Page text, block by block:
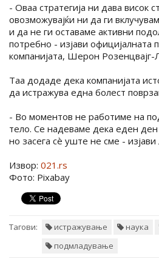
- Оваа стратегија ни дава висок
овозможувајќи ни да ги
и да не ги оставаме активни
потребно - изјави официјалната
компанијата, Шерон Розенцвајг-
Таа додаде дека компанијата
да истражува една болест
- Во моментов не работиме на
тело. Се надеваме дека еден
но засега сè уште не сме -
Извор: 021.rs
Фото: Pixabay
Тагови: истражување наука
подмладување